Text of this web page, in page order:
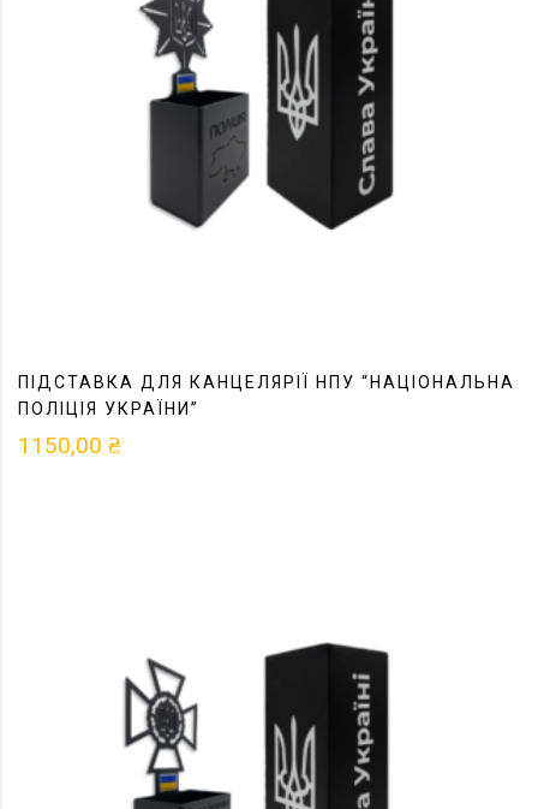
ПІДСТАВКА ДЛЯ КАНЦЕЛЯРІЇ НПУ “НАЦІОНАЛЬНА
ПОЛІЦІЯ УКРАЇНИ”
1150,00 ₴